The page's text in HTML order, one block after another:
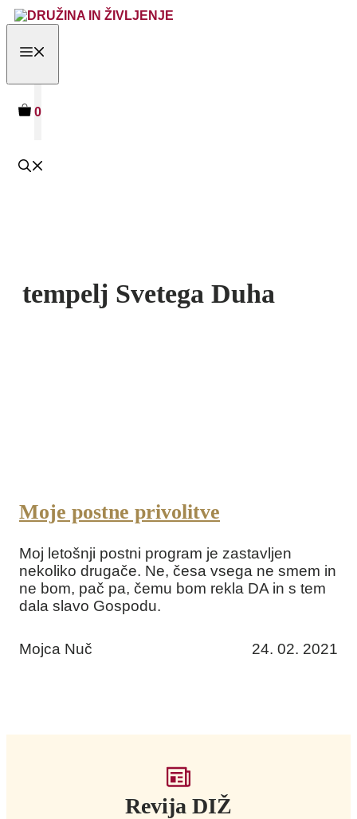
Skip
to
content
0
tempelj Svetega Duha
Moje postne privolitve
Moj letošnji postni program je zastavljen
nekoliko drugače. Ne, česa vsega ne smem in
ne bom, pač pa, čemu bom rekla DA in s tem
dala slavo Gospodu.
Mojca Nuč 24. 02. 2021
Revija DIŽ